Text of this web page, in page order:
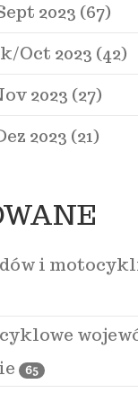
2023 (67)
Oct 2023 (42)
2023 (27)
2023 (21)
i
65